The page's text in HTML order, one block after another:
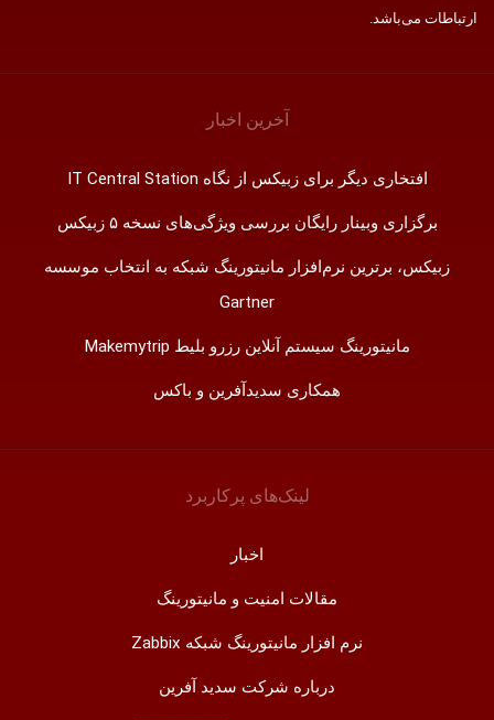
می‌باشد.
آخرین اخبار
افتخاری دیگر برای زبیکس از نگاه IT Central Station
برگزاری وبینار رایگان بررسی ویژگی‌های نسخه ۵ زبیکس
زبیکس، برترین نرم‌افزار مانیتورینگ شبکه به انتخاب موسسه
Gartner
مانیتورینگ سیستم آنلاین رزرو بلیط Makemytrip
همکاری سدیدآفرین و باکس
لینک‌های پر‌کاربرد
اخبار
مقالات امنیت و مانیتورینگ
نرم افزار مانیتورینگ شبکه Zabbix
درباره شرکت سدید آفرین